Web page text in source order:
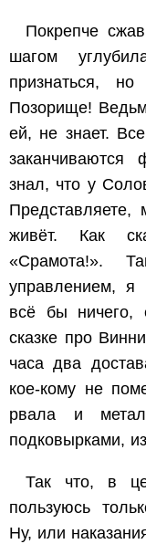
Покрепче
шагом
признаться,
Позорище!
ей, не знает.
знал, что у
живёт. Как
«Срамота!».
управлением,
всё бы ничего,
сказке про
часа два
кое-кому не
рвала и
подковырками,
Так что, в
пользуюсь
Ну, или